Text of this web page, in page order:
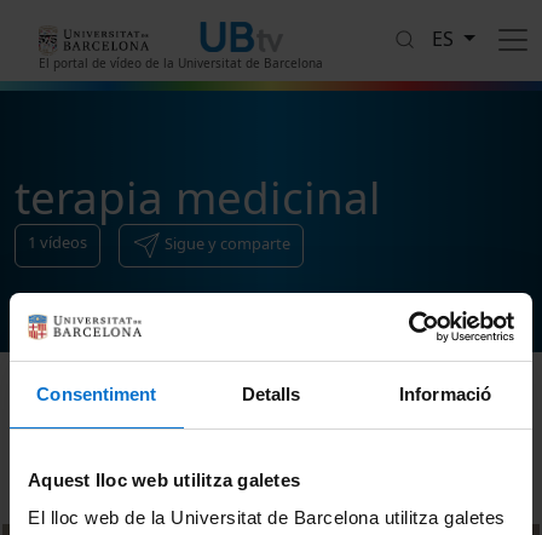
Consentiment Detalls Informació
Aquest lloc web utilitza galetes
El lloc web de la Universitat de Barcelona utilitza galetes
El portal de vídeo de la Universitat de Barcelona
ES
terapia medicinal
1 vídeos Sigue y comparte
Ordenar